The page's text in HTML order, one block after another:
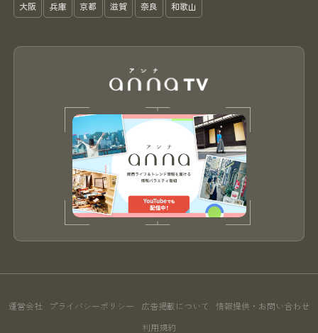
大阪 兵庫 京都 滋賀 奈良 和歌山
運営会社 プライバシーポリシー 広告掲載について 情報提供・お問い合わせ
利用規約